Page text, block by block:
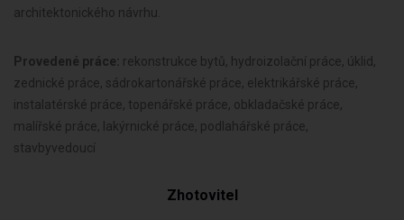
architektonického návrhu.
Provedené práce: rekonstrukce bytů, hydroizolační práce, úklid,
zednické práce, sádrokartonářské práce, elektrikářské práce,
instalatérské práce, topenářské práce, obkladačské práce,
malířské práce, lakýrnické práce, podlahářské práce,
stavbyvedoucí
Zhotovitel